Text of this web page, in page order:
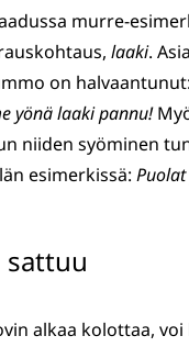
murre-
laaki.
on halvaantunut:
yönä laaki pannu!
niiden syöminen
esimerkissä:
sattuu
alkaa kolottaa,